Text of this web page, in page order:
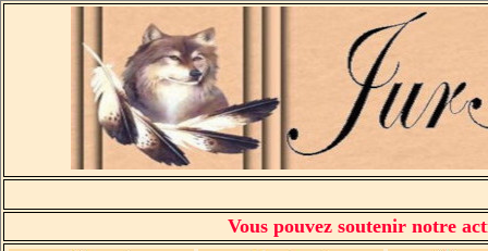
Vous pouvez soutenir notre